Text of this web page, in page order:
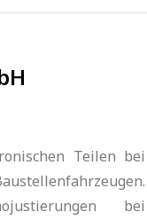
Teilen bei
bei